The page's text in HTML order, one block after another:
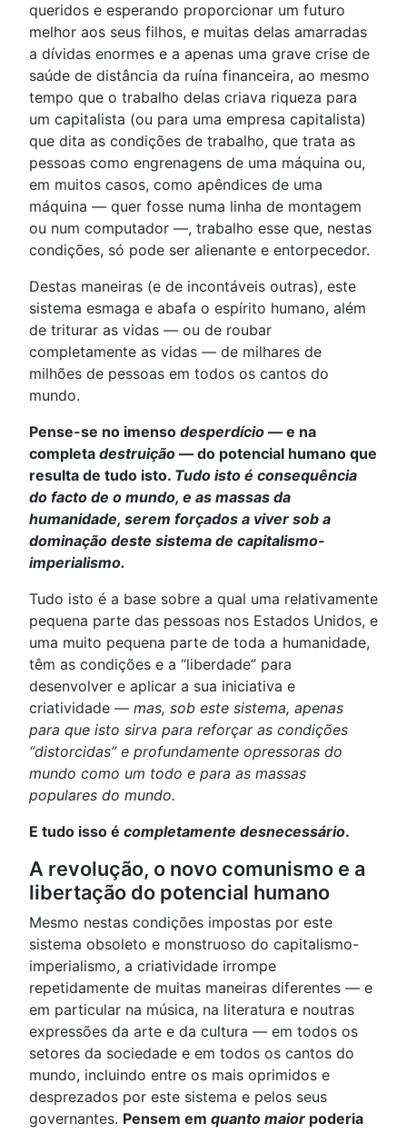
queridos e esperando proporcionar um futuro
melhor aos seus filhos, e muitas delas amarradas
a dívidas enormes e a apenas uma grave crise de
saúde de distância da ruína financeira, ao mesmo
tempo que o trabalho delas criava riqueza para
um capitalista (ou para uma empresa capitalista)
que dita as condições de trabalho, que trata as
pessoas como engrenagens de uma máquina ou,
em muitos casos, como apêndices de uma
máquina — quer fosse numa linha de montagem
ou num computador —, trabalho esse que, nestas
condições, só pode ser alienante e entorpecedor.
Destas maneiras (e de incontáveis outras), este
sistema esmaga e abafa o espírito humano, além
de triturar as vidas — ou de roubar
completamente as vidas — de milhares de
milhões de pessoas em todos os cantos do
mundo.
Pense-se no imenso desperdício — e na
completa destruição — do potencial humano que
resulta de tudo isto. Tudo isto é consequência
do facto de o mundo, e as massas da
humanidade, serem forçados a viver sob a
dominação deste sistema de capitalismo-
imperialismo.
Tudo isto é a base sobre a qual uma relativamente
pequena parte das pessoas nos Estados Unidos, e
uma muito pequena parte de toda a humanidade,
têm as condições e a “liberdade” para
desenvolver e aplicar a sua iniciativa e
criatividade — mas, sob este sistema, apenas
para que isto sirva para reforçar as condições
“distorcidas” e profundamente opressoras do
mundo como um todo e para as massas
populares do mundo.
E tudo isso é completamente desnecessário.
A revolução, o novo comunismo e a
libertação do potencial humano
Mesmo nestas condições impostas por este
sistema obsoleto e monstruoso do capitalismo-
imperialismo, a criatividade irrompe
repetidamente de muitas maneiras diferentes — e
em particular na música, na literatura e noutras
expressões da arte e da cultura — em todos os
setores da sociedade e em todos os cantos do
mundo, incluindo entre os mais oprimidos e
desprezados por este sistema e pelos seus
governantes. Pensem em quanto maior poderia